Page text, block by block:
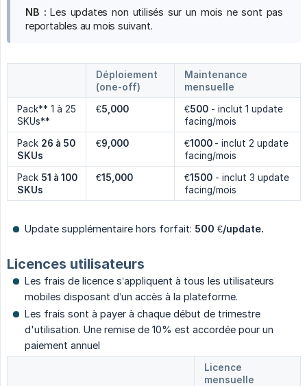
NB : Les updates non utilisés sur un mois ne sont pas
reportables au mois suivant.
Déploiement
(one-off)
Maintenance
mensuelle
Pack** 1 à 25
SKUs**
€5,000 €500 - inclut 1 update
facing/mois
Pack 26 à 50
SKUs
€9,000 €1000 - inclut 2 update
facing/mois
Pack 51 à 100
SKUs
€15,000 €1500 - inclut 3 update
facing/mois
Update supplémentaire hors forfait: 500 €/update.
Licences utilisateurs
Les frais de licence s’appliquent à tous les utilisateurs
mobiles disposant d’un accès à la plateforme.
Les frais sont à payer à chaque début de trimestre
d'utilisation. Une remise de 10% est accordée pour un
paiement annuel
Licence
mensuelle